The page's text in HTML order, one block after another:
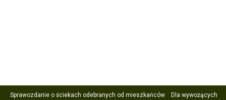
Sprawozdanie o ściekach odebranych od mieszkańców
Dla wywożących